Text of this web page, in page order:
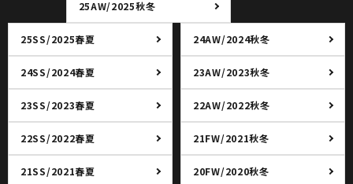
25AW/2025秋冬
25SS/2025春夏 24AW/2024秋冬
24SS/2024春夏 23AW/2023秋冬
23SS/2023春夏 22AW/2022秋冬
22SS/2022春夏 21FW/2021秋冬
21SS/2021春夏 20FW/2020秋冬